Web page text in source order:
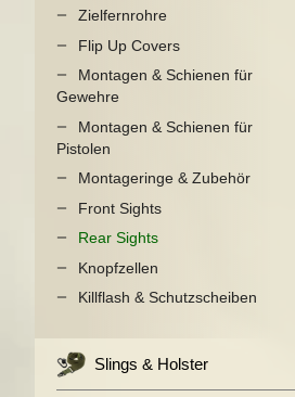
Zielfernrohre
Flip Up Covers
Montagen & Schienen für
Gewehre
Montagen & Schienen für
Pistolen
Montageringe & Zubehör
Front Sights
Rear Sights
Knopfzellen
Killflash & Schutzscheiben
Slings & Holster